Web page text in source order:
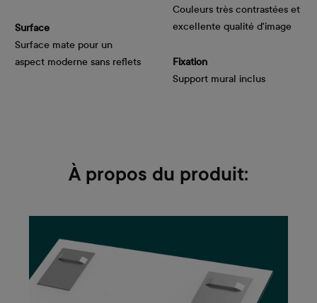
Surface
Surface mate pour un
aspect moderne sans reflets
Couleurs très contrastées et
excellente qualité d'image
Fixation
Support mural inclus
À propos du produit: